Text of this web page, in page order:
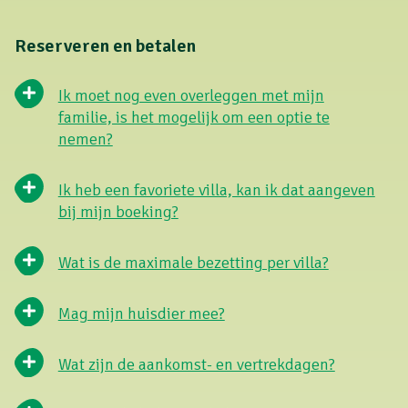
Reserveren en betalen
Ik moet nog even overleggen met mijn
familie, is het mogelijk om een optie te
nemen?
Ik heb een favoriete villa, kan ik dat aangeven
bij mijn boeking?
Wat is de maximale bezetting per villa?
Mag mijn huisdier mee?
Wat zijn de aankomst- en vertrekdagen?